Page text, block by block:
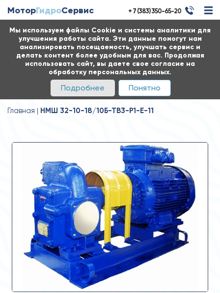
Мы используем файлы Cookie и системы аналитики для
улучшения работы сайта. Эти данные помогут нам
анализировать посещаемость, улучшать сервис и
делать контент более удобным для вас. Продолжая
использовать сайт, вы даете свое согласие на
обработку персональных данных.
Подробнее Понятно
МоторГидроСервис + 7 (383) 350-65-20
Главная НМШ 32-10-18/10Б-ТВ3-Р1-Е-11